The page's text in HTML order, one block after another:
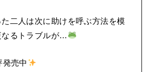
二人は次に助けを呼ぶ方法を模
なるトラブルが…
売中